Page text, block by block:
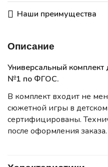
Наши преимущества
Описание
Универсальный
№1 по ФГОС.
В комплект входит не
сюжетной игры в детском
сертифицированы.
после оформления заказа.